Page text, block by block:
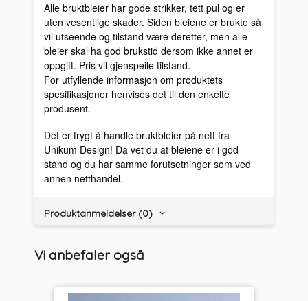
Alle bruktbleier har gode strikker, tett pul og er
uten vesentlige skader. Siden bleiene er brukte så
vil utseende og tilstand være deretter, men alle
bleier skal ha god brukstid dersom ikke annet er
oppgitt. Pris vil gjenspeile tilstand.
For utfyllende informasjon om produktets
spesifikasjoner henvises det til den enkelte
produsent.
Det er trygt å handle bruktbleier på nett fra
Unikum Design! Da vet du at bleiene er i god
stand og du har samme forutsetninger som ved
annen netthandel.
Produktanmeldelser (0)
Vi anbefaler også